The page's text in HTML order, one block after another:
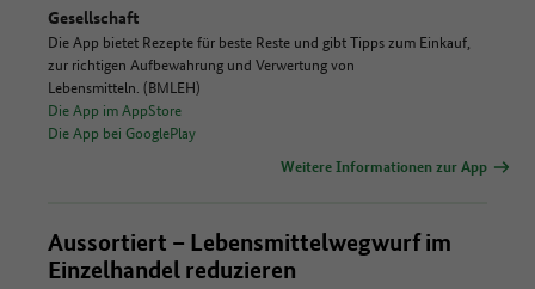
Gesellschaft
Die App bietet Rezepte für beste Reste und gibt Tipps zum Einkauf,
zur richtigen Aufbewahrung und Verwertung von
Lebensmitteln. (BMLEH)
Die App im AppStore
Die App bei GooglePlay
Weitere Informationen zur App
Aussortiert – Lebensmittelwegwurf im
Einzelhandel reduzieren